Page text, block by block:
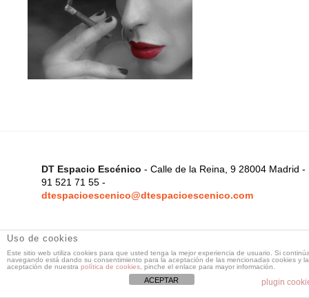
DT Espacio Escénico - Calle de la Reina, 9 28004 Madrid -
91 521 71 55 -
dtespacioescenico@dtespacioescenico.com
Uso de cookies
Este sitio web utiliza cookies para que usted tenga la mejor experiencia de usuario. Si
navegando está dando su consentimiento para la aceptación de las mencionadas cookies y la
aceptación de nuestra política de cookies , pinche el enlace para mayor información.
plugin
ACEPTAR